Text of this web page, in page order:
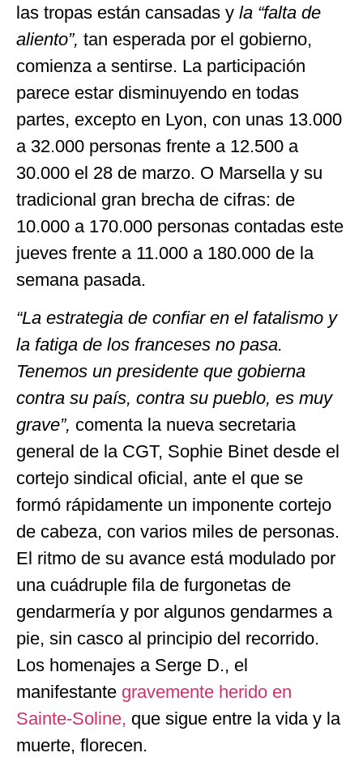
las tropas están cansadas y la “falta de
aliento”, tan esperada por el gobierno,
comienza a sentirse. La participación
parece estar disminuyendo en todas
partes, excepto en Lyon, con unas 13.000
a 32.000 personas frente a 12.500 a
30.000 el 28 de marzo. O Marsella y su
tradicional gran brecha de cifras: de
10.000 a 170.000 personas contadas este
jueves frente a 11.000 a 180.000 de la
semana pasada.
“La estrategia de confiar en el fatalismo y
la fatiga de los franceses no pasa.
Tenemos un presidente que gobierna
contra su país, contra su pueblo, es muy
grave”, comenta la nueva secretaria
general de la CGT, Sophie Binet desde el
cortejo sindical oficial, ante el que se
formó rápidamente un imponente cortejo
de cabeza, con varios miles de personas.
El ritmo de su avance está modulado por
una cuádruple fila de furgonetas de
gendarmería y por algunos gendarmes a
pie, sin casco al principio del recorrido.
Los homenajes a Serge D., el
manifestante gravemente herido en
Sainte-Soline, que sigue entre la vida y la
muerte, florecen.